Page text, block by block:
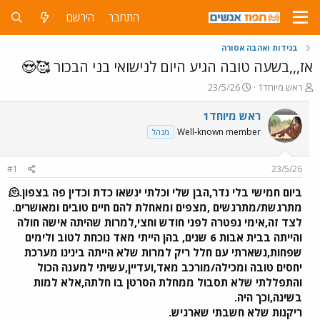
התחבר הירשם
בגידות ואהבה אסורה
אז,,,בשעה טובה הגיע היום לנישואי בני הבכור 🥰😍
פ
ו
ח
ה
ו
ש
א
ראש מיוחד1
פ
ו
ר
ם
ר
י
ך
23/5/26
ראש מיוחד1
Well-known member מנהל
23/5/26
#1
ביום חמישי בלי נדר,הבן שלי וכלתי ינשאו כדת וכדין פה בצפון.🫠
מתרגשת/מתרגשים ,מצפים ומאחלת להם חיים טובים ומאושרים.
לצד זה,אימי נפטרה לפני חודש וחצי,למרות שהיתה אישה חולה
והייתה בבית אבות 6 שנים, בהן הייתי מאד נוכחת לטוב ולימים
שפחות,נשארתי עם חלל ריק למרות שלא הייתה בינינו מערכת
יחסים טובה ומכילה/מורכב מאד,ועדיין,עשיתי למענה הכול
והתפללתי שלא תסבול ממחלת הסרטן בו חלתה,אלא למות
בשינה,וכך היה.
ריקנות שלא חשבתי שארגיש.